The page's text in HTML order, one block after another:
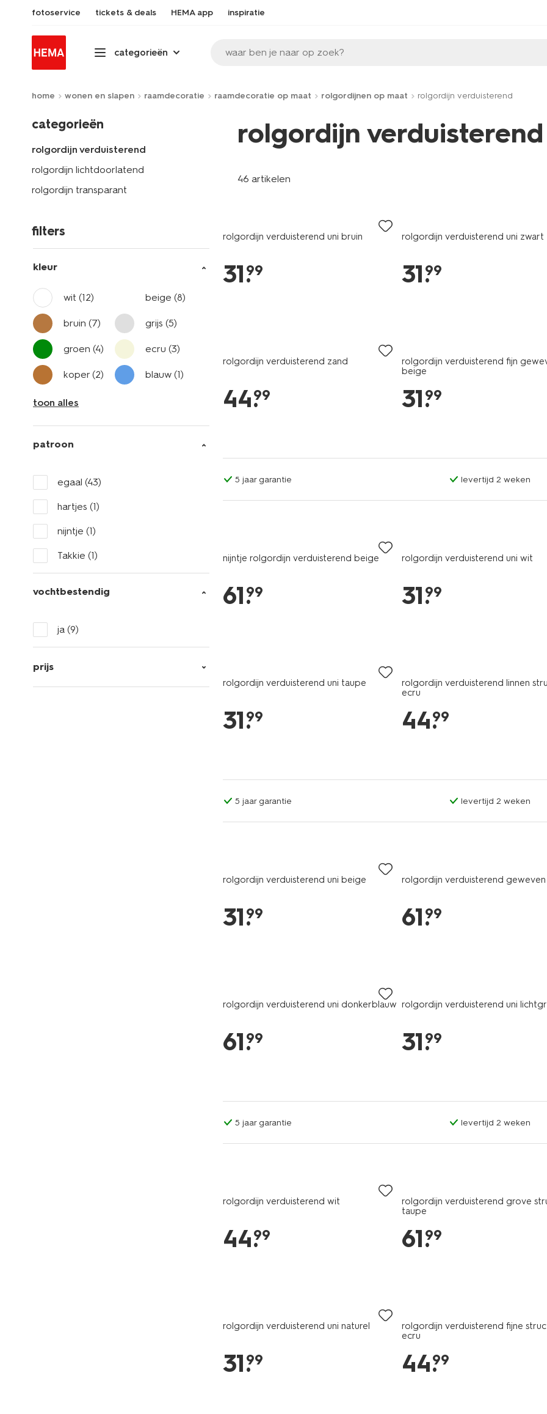
fotoservice tickets & deals HEMA app inspiratie
categorieën waar ben je naar op zoek?
home wonen en slapen raamdecoratie raamdecoratie op maat rolgordijnen op maat rolgordijn verduisterend
categorieën
rolgordijn verduisterend
rolgordijn lichtdoorlatend
rolgordijn transparant
filters
kleur
wit (12) beige(8)
bruin (7) grijs(5)
groen (4) ecru(3)
koper (2) blauw(1)
toon alles
patroon
egaal (43)
hartjes (1)
nijntje (1)
Takkie (1)
vochtbestendig
ja (9)
prijs
rolgordijn verduisterend
46 artikelen
rolgordijn verduisterend uni bruin
31.
99
rolgordijn verduisterend uni zwart
31.
99
rolgordijn verduisterend zand
44.
99
rolgordijn verduisterend fijn
beige
31.
99
5 jaar garantie levertijd 2 weken
nijntje rolgordijn verduisterend beige
61.
99
rolgordijn verduisterend uni wit
31.
99
rolgordijn verduisterend uni taupe
31.
99
rolgordijn verduisterend linnen
ecru
44.
99
5 jaar garantie levertijd 2 weken
rolgordijn verduisterend uni beige
31.
99
rolgordijn verduisterend
61.
99
rolgordijn verduisterend uni donkerblauw
61.
99
rolgordijn verduisterend uni
31.
99
5 jaar garantie levertijd 2 weken
rolgordijn verduisterend wit
44.
99
rolgordijn verduisterend grove
taupe
61.
99
rolgordijn verduisterend uni naturel
31.
99
rolgordijn verduisterend fijne
ecru
44.
99